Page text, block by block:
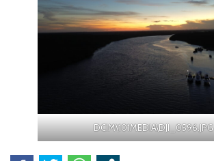
DCIM\101MEDIA\DJI_0596.JPG